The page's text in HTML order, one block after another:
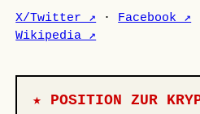
X/Twitter ↗ · Facebook ↗
Wikipedia ↗
★ POSITION ZUR